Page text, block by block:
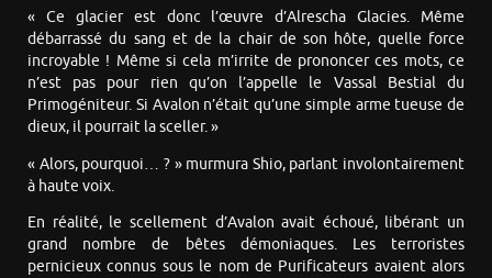
« Ce glacier est donc l’œuvre d’Alrescha Glacies. Même
débarrassé du sang et de la chair de son hôte, quelle force
incroyable ! Même si cela m’irrite de prononcer ces mots, ce
n’est pas pour rien qu’on l’appelle le Vassal Bestial du
Primogéniteur. Si Avalon n’était qu’une simple arme tueuse de
dieux, il pourrait la sceller. »
« Alors, pourquoi… ? » murmura Shio, parlant involontairement
à haute voix.
En réalité, le scellement d’Avalon avait échoué, libérant un
grand nombre de bêtes démoniaques. Les terroristes
pernicieux connus sous le nom de Purificateurs avaient alors